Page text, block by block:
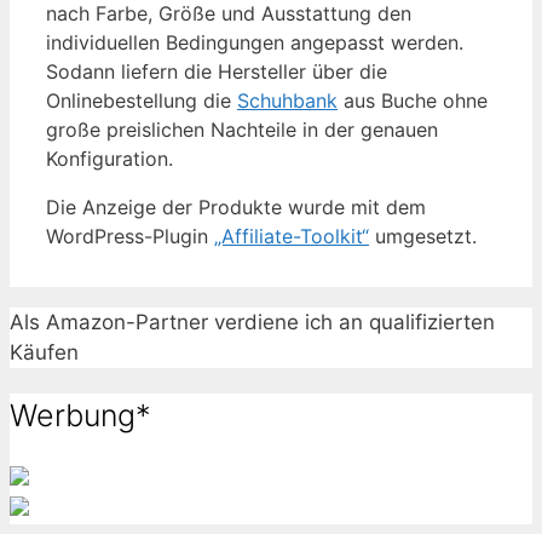
nach Farbe, Größe und Ausstattung den
individuellen Bedingungen angepasst werden.
Sodann liefern die Hersteller über die
Onlinebestellung die Schuhbank aus Buche ohne
große preislichen Nachteile in der genauen
Konfiguration.
Die Anzeige der Produkte wurde mit dem
WordPress-Plugin „Affiliate-Toolkit“ umgesetzt.
Als Amazon-Partner verdiene ich an qualifizierten
Käufen
Werbung*